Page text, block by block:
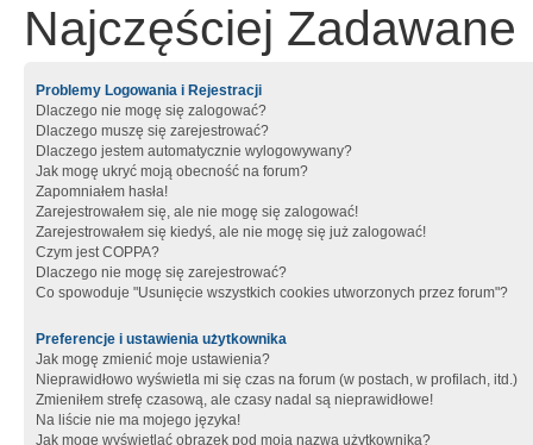
Najczęściej Zadawane
Problemy Logowania i Rejestracji
Dlaczego nie mogę się zalogować?
Dlaczego muszę się zarejestrować?
Dlaczego jestem automatycznie wylogowywany?
Jak mogę ukryć moją obecność na forum?
Zapomniałem hasła!
Zarejestrowałem się, ale nie mogę się zalogować!
Zarejestrowałem się kiedyś, ale nie mogę się już zalogować!
Czym jest COPPA?
Dlaczego nie mogę się zarejestrować?
Co spowoduje "Usunięcie wszystkich cookies utworzonych przez forum"?
Preferencje i ustawienia użytkownika
Jak mogę zmienić moje ustawienia?
Nieprawidłowo wyświetla mi się czas na forum (w postach, w profilach, itd.)
Zmieniłem strefę czasową, ale czasy nadal są nieprawidłowe!
Na liście nie ma mojego języka!
Jak mogę wyświetlać obrazek pod moją nazwą użytkownika?